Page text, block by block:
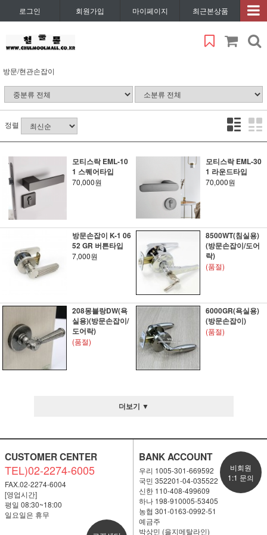
로그인 회원가입 마이페이지 최근본상품
방문/현관손잡이
정렬
모티스락 EML-10
1 스퀘어타입
70,000원
모티스락 EML-30
1 라운드타입
70,000원
방문손잡이 K-1 06
52 GR 버튼타입
7,000원
8500WT(침실용)
(방문손잡이/도어
락)
(품절)
208몽블랑DW(욕
실용)(방문손잡이/
도어락)
(품절)
6000GR(욕실용)
(방문손잡이)
(품절)
더보기 ▼
CUSTOMER CENTER
TEL)02-2274-6005
FAX.02-2274-6004
[영업시간]
평일 08:30~18:00
일요일은 휴무
BANK ACCOUNT
우리 1005-301-669592
국민 352201-04-035522
신한 110-408-499609
하나 198-910005-53405
농협 301-0163-0992-51
예금주
박상민 (을지메탈라인)
비회원
1:1 문의